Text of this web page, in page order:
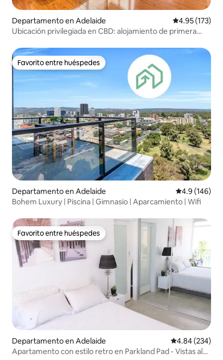
Departamento en Adelaide Calificación
4.95 (173)
Ubicación privilegiada en CBD: alojamiento de primera
Favorito entre huéspedes
Favorito entre huéspedes
Departamento en Adelaide Calificación
4.9 (146)
Bohem Luxury | Piscina | Gimnasio | Aparcamiento | Wifi
Favorito entre huéspedes
Favorito entre huéspedes
Departamento en Adelaide Calificación
4.84 (234)
Apartamento con estilo retro en Parkland Pad - Vistas al